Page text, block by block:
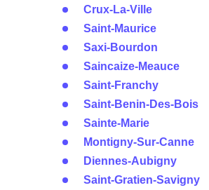
Crux-La-Ville
Saint-Maurice
Saxi-Bourdon
Saincaize-Meauce
Saint-Franchy
Saint-Benin-Des-Bois
Sainte-Marie
Montigny-Sur-Canne
Diennes-Aubigny
Saint-Gratien-Savigny